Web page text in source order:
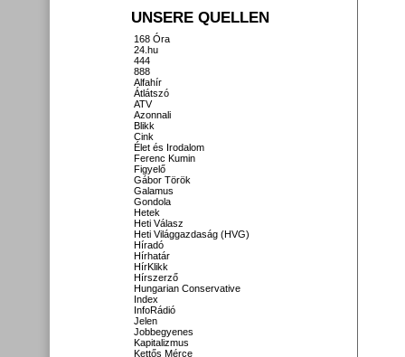
UNSERE QUELLEN
168 Óra
24.hu
444
888
Alfahír
Átlátszó
ATV
Azonnali
Blikk
Cink
Élet és Irodalom
Ferenc Kumin
Figyelő
Gábor Török
Galamus
Gondola
Hetek
Heti Válasz
Heti Világgazdaság (HVG)
Híradó
Hírhatár
HírKlikk
Hírszerző
Hungarian Conservative
Index
InfoRádió
Jelen
Jobbegyenes
Kapitalizmus
Kettős Mérce